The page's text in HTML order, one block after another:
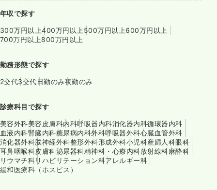
年収で探す
300万円以上400万円以上 500万円以上600万円以上
700万円以上800万円以上
勤務形態で探す
2交代3交代日勤のみ夜勤のみ
診療科目で探す
美容外科美容皮膚科内科呼吸器内科消化器内科循環器内科
血液内科腎臓内科糖尿病内科外科呼吸器外科心臓血管外科
消化器外科脳神経外科整形外科形成外科小児科産婦人科眼科
耳鼻咽喉科皮膚科泌尿器科精神科・心療内科放射線科麻酔科
リウマチ科リハビリテーション科アレルギー科
緩和医療科（ホスピス）